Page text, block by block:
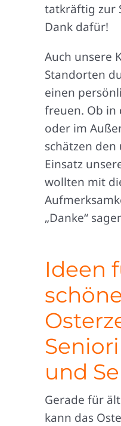
tatkräftig zur
Dank dafür!
Auch unsere
Standorten
einen
freuen. Ob in
oder im
schätzen
Einsatz
wollten mit
„Danke“
Ideen
schöne
und
Gerade für
kann das